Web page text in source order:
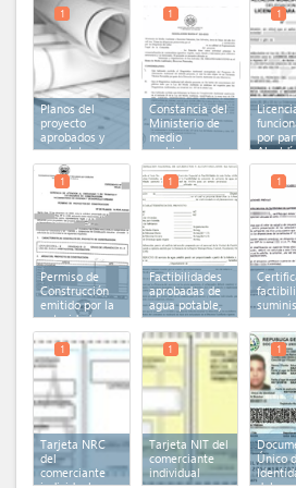
Planos del
proyecto
aprobados y
completos
1
Constancia del
Ministerio de
medio
ambiente y
recursos
naturales
estableciendo
que el proyecto
no re
1
por
1
Permiso de
Construcción
emitido por la
autoridad
competente
1
Factibilidades
aprobadas de
agua potable,
aguas negras y
lluvias
1
energía
1
Tarjeta NRC
del
comerciante
1
Tarjeta NIT del
comerciante
individual
1
Único
1